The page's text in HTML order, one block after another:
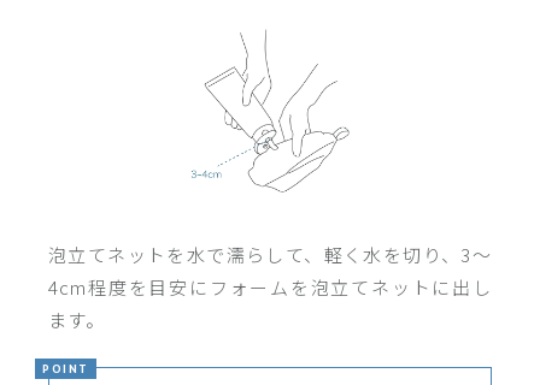
泡立てネットを水で濡らして、軽く水を切り、3～
4cm程度を目安にフォームを泡立てネットに出し
ます。
POINT